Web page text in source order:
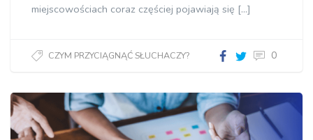
miejscowościach coraz częściej pojawiają się […]
CZYM PRZYCIĄGNĄĆ SŁUCHACZY? 0